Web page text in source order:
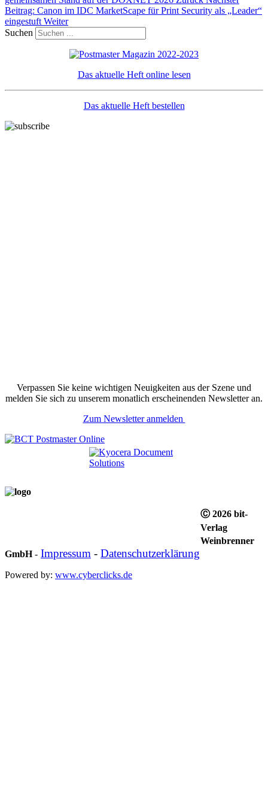
Beitrag: Canon im IDC MarketScape für Print Security als „Leader“
eingestuft Weiter
Suchen
Das aktuelle Heft online lesen
Das aktuelle Heft bestellen
Verpassen Sie keine wichtigen Neuigkeiten aus der Szene und
melden Sie sich zu unserem monatlich erscheinenden Newsletter an.
Zum Newsletter anmelden
Ⓒ 2026 bit-
Verlag
Weinbrenner
GmbH- Impressum - Datenschutzerklärung
Powered by: www.cyberclicks.de